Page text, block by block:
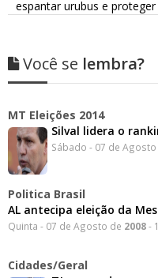
espantar urubus e
Você se lembra?
MT Eleições 2014
Silval lidera o
Sábado - 07 de Agosto
Politica Brasil
AL antecipa eleição da
Quinta - 07 de Agosto de 2008-
Cidades/Geral